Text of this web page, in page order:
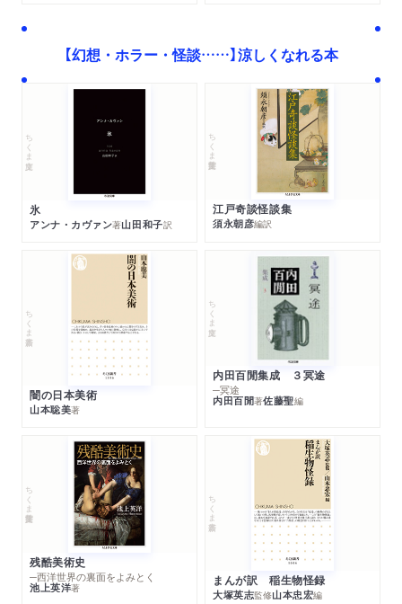
【幻想・ホラー・怪談……】涼しくなれる本
ちくま文庫
氷
アンナ・カヴァン著山田和子訳
ちくま学芸文庫
江戸奇談怪談集
須永朝彦編訳
ちくま新書
闇の日本美術
山本聡美著
ちくま文庫
内田百閒集成 ３冥途
─冥途
内田百閒著佐藤聖編
ちくま学芸文庫
残酷美術史
─西洋世界の裏面をよみとく
池上英洋著
ちくま新書
まんが訳 稲生物怪録
大塚英志監修山本忠宏編